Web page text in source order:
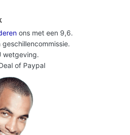
ons met een 9,6.
wetgeving.
of Paypal